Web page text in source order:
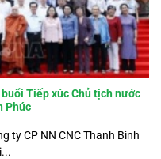
Tiếp xúc Chủ tịch nước
Phúc
ty CP NN CNC Thanh Bình